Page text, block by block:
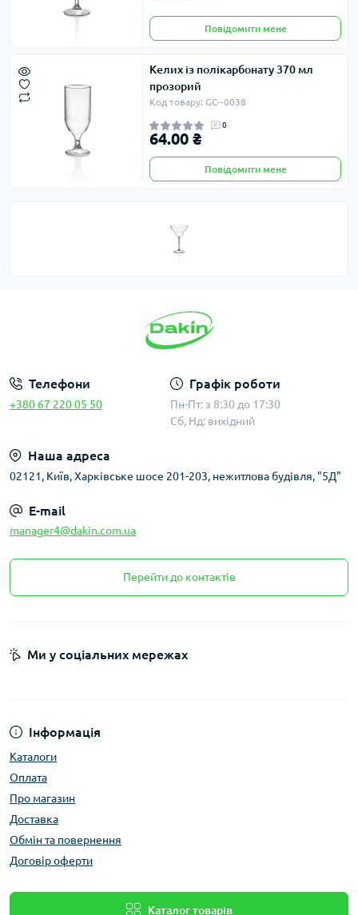
Повідомити мене
Келих із полікарбонату 370 мл
прозорий
Код товару: GC--0038
0
64.00 ₴
Повідомити мене
Телефони
+380 67 220 05 50
Графік роботи
Пн-Пт: з 8:30 до 17:30
Сб, Нд: вихідний
Наша адреса
02121, Київ, Харківське шосе 201-203, нежитлова будівля, "5Д"
E-mail
manager4@dakin.com.ua
Перейти до контактів
Інформація
Каталоги
Оплата
Про магазин
Доставка
Обмін та повернення
Договір оферти
Каталог товарів
Ми у соціальних мережах